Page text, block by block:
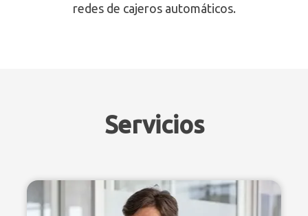
redes de cajeros automáticos.
Servicios